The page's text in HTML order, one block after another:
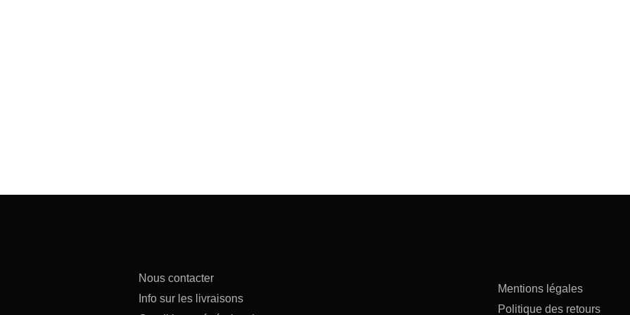
Nous contacter
Info sur les livraisons
Mentions légales
Politique des retours